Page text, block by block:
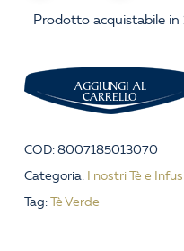
Prodotto acquistabile
AGGIUNGI AL
CARRELLO
COD:8007185013070
Categoria: I nostri Tè e
Tag:Tè Verde